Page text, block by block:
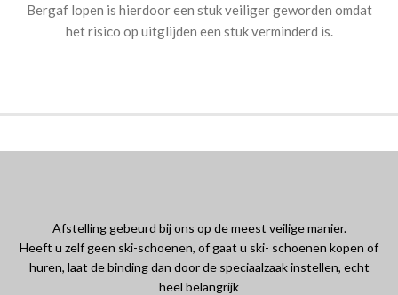
Bergaf lopen is hierdoor een stuk veiliger geworden omdat
het risico op uitglijden een stuk verminderd is.
Afstelling gebeurd bij ons op de meest veilige manier.
Heeft u zelf geen ski-schoenen, of gaat u ski- schoenen kopen of
huren, laat de binding dan door de speciaalzaak instellen, echt
heel belangrijk